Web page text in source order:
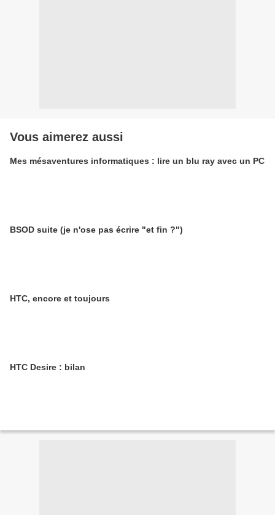
Vous aimerez aussi
Mes mésaventures informatiques : lire un blu ray avec un PC
BSOD suite (je n'ose pas écrire "et fin ?")
HTC, encore et toujours
HTC Desire : bilan